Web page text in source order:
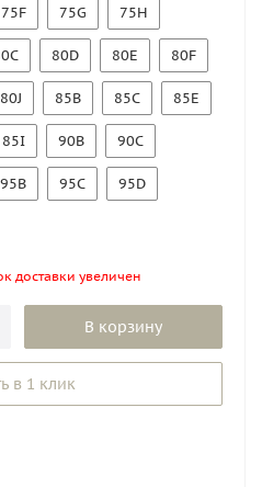
75F 75G 75H
80D 80E 80F
80J 85B 85C 85E
85I 90B 90C
95B 95C 95D
доставки увеличен
В корзину
в 1 клик